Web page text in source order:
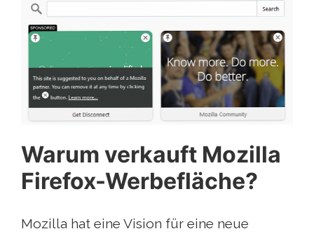
Warum verkauft Mozilla
Firefox-Werbefläche?
Mozilla hat eine Vision für eine neue